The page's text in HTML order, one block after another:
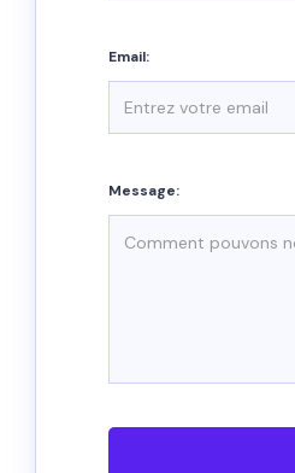
Email:
Message: